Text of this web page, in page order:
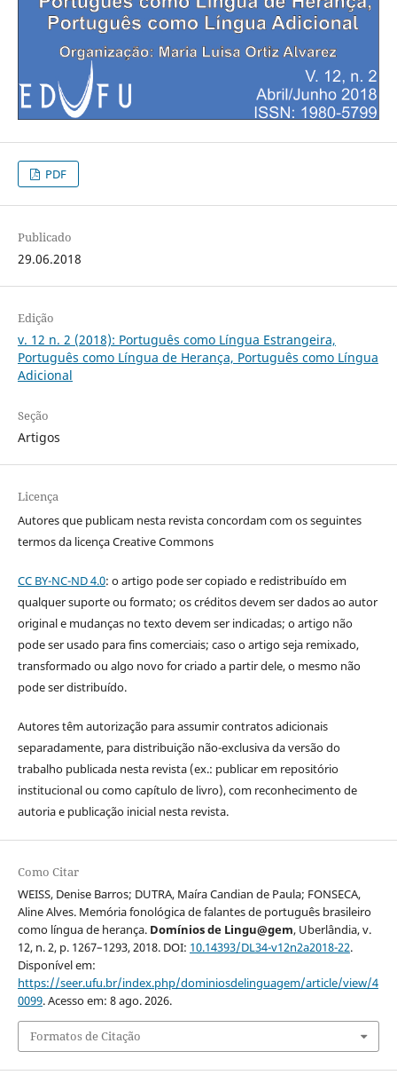
PDF
Publicado
29.06.2018
Edição
v. 12 n. 2 (2018): Português como Língua Estrangeira,
Português como Língua de Herança, Português como Língua
Adicional
Seção
Artigos
Licença
Autores que publicam nesta revista concordam com os seguintes
termos da licença Creative Commons
CC BY-NC-ND 4.0: o artigo pode ser copiado e redistribuído em
qualquer suporte ou formato; os créditos devem ser dados ao autor
original e mudanças no texto devem ser indicadas; o artigo não
pode ser usado para fins comerciais; caso o artigo seja remixado,
transformado ou algo novo for criado a partir dele, o mesmo não
pode ser distribuído.
Autores têm autorização para assumir contratos adicionais
separadamente, para distribuição não-exclusiva da versão do
trabalho publicada nesta revista (ex.: publicar em repositório
institucional ou como capítulo de livro), com reconhecimento de
autoria e publicação inicial nesta revista.
Como Citar
WEISS, Denise Barros; DUTRA, Maíra Candian de Paula; FONSECA,
Aline Alves. Memória fonológica de falantes de português brasileiro
como língua de herança. Domínios de Lingu@gem, Uberlândia, v.
12, n. 2, p. 1267–1293, 2018. DOI: 10.14393/DL34-v12n2a2018-22.
Disponível em:
https://seer.ufu.br/index.php/dominiosdelinguagem/article/view/4
0099. Acesso em: 8 ago. 2026.
Formatos de Citação